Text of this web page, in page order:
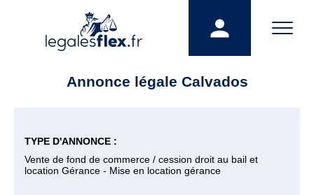
Annonce légale Calvados
TYPE D'ANNONCE :
Vente de fond de commerce / cession droit au bail et
location Gérance - Mise en location gérance